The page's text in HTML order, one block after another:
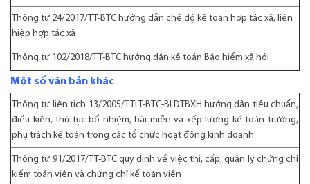
Thông tư 24/2017/TT-BTC hướng dẫn chế độ kế toán hợp tác xã, liên
hiệp hợp tác xã
Thông tư 102/2018/TT-BTC hướng dẫn kế toán Bảo hiểm xã hội
Một số văn bản khác
Thông tư liên tịch 13/2005/TTLT-BTC-BLĐTBXH hướng dẫn tiêu chuẩn,
điều kiện, thủ tục bổ nhiệm, bãi miễn và xếp lương kế toán trưởng,
phụ trách kế toán trong các tổ chức hoạt động kinh doanh
Thông tư 91/2017/TT-BTCquy định về việc thi, cấp, quản lý chứng chỉ
kiểm toán viên và chứng chỉ kế toán viên